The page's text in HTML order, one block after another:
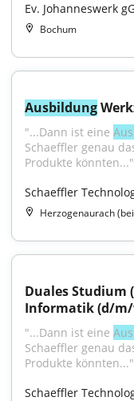
Ev. Johanneswerk
Bochum
Ausbildung
"...Dann ist eine
Schaeffler genau
Produkte könnten..."
Schaeffler
Herzogenaurach
Duales Studium
Informatik (d/m/
"...Dann ist eine
Schaeffler genau
Produkte könnten..."
Schaeffler